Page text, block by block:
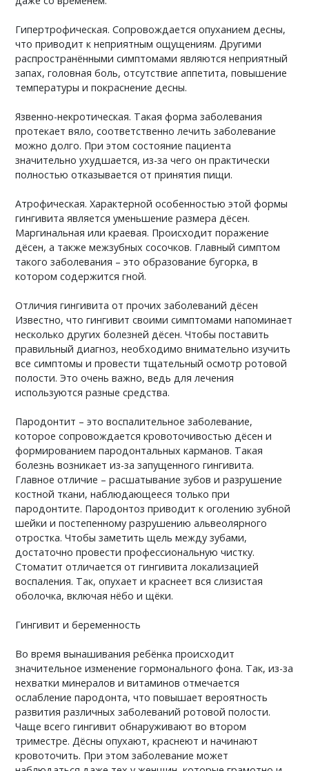
Гипертрофическая. Сопровождается опуханием десны,
что приводит к неприятным ощущениям. Другими
распространёнными симптомами являются неприятный
запах, головная боль, отсутствие аппетита, повышение
температуры и покраснение десны.
Язвенно-некротическая. Такая форма заболевания
протекает вяло, соответственно лечить заболевание
можно долго. При этом состояние пациента
значительно ухудшается, из-за чего он практически
полностью отказывается от принятия пищи.
Атрофическая. Характерной особенностью этой формы
гингивита является уменьшение размера дёсен.
Маргинальная или краевая. Происходит поражение
дёсен, а также межзубных сосочков. Главный симптом
такого заболевания – это образование бугорка, в
котором содержится гной.
Отличия гингивита от прочих заболеваний дёсен
Известно, что гингивит своими симптомами напоминает
несколько других болезней дёсен. Чтобы поставить
правильный диагноз, необходимо внимательно изучить
все симптомы и провести тщательный осмотр ротовой
полости. Это очень важно, ведь для лечения
используются разные средства.
Пародонтит – это воспалительное заболевание,
которое сопровождается кровоточивостью дёсен и
формированием пародонтальных карманов. Такая
болезнь возникает из-за запущенного гингивита.
Главное отличие – расшатывание зубов и разрушение
костной ткани, наблюдающееся только при
пародонтите. Пародонтоз приводит к оголению зубной
шейки и постепенному разрушению альвеолярного
отростка. Чтобы заметить щель между зубами,
достаточно провести профессиональную чистку.
Стоматит отличается от гингивита локализацией
воспаления. Так, опухает и краснеет вся слизистая
оболочка, включая нёбо и щёки.
Гингивит и беременность
Во время вынашивания ребёнка происходит
значительное изменение гормонального фона. Так, из-за
нехватки минералов и витаминов отмечается
ослабление пародонта, что повышает вероятность
развития различных заболеваний ротовой полости.
Чаще всего гингивит обнаруживают во втором
триместре. Дёсны опухают, краснеют и начинают
кровоточить. При этом заболевание может